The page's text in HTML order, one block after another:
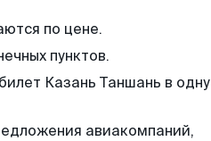
по цене.
пунктов.
Казань Таншань в одну
авиакомпаний,